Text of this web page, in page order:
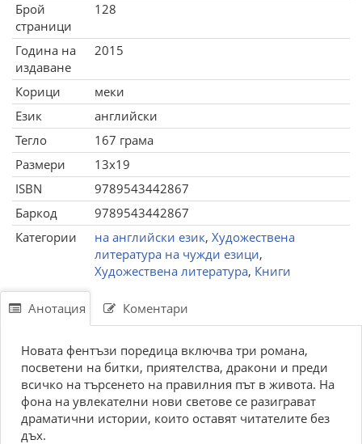
Брой
страници
128
Година на
издаване
2015
Корици
меки
Език
английски
Тегло
167 грама
Размери
13x19
ISBN
9789543442867
Баркод
9789543442867
Категории
на английски език, Художествена
литература на чужди езици,
Художествена литература, Книги
Анотация Коментари
Новата фентъзи поредица включва три романа,
посветени на битки, приятелства, дракони и преди
всичко на търсенето на правилния път в живота. На
фона на увлекателни нови светове се разиграват
драматични истории, които оставят читателите без
дъх.